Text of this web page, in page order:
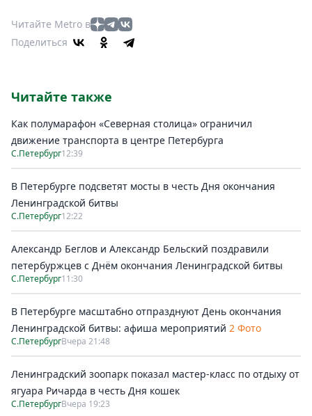
Читайте Metro в
Поделиться
Читайте также
Как полумарафон «Северная столица» ограничил
движение транспорта в центре Петербурга
С.Петербург12:39
В Петербурге подсветят мосты в честь Дня окончания
Ленинградской битвы
С.Петербург12:22
Александр Беглов и Александр Бельский поздравили
петербуржцев с Днём окончания Ленинградской битвы
С.Петербург11:30
В Петербурге масштабно отпразднуют День окончания
Ленинградской битвы: афиша мероприятий 2 Фото
С.ПетербургВчера 21:48
Ленинградский зоопарк показал мастер-класс по отдыху от
ягуара Ричарда в честь Дня кошек
С.ПетербургВчера 19:23